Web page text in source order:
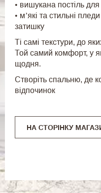
• вишукана постіль
• м’які та стильні
затишку
Ті самі текстури, до
Той самий комфорт, у
щодня.
Створіть спальню, де
відпочинок
НА СТОРІНКУ